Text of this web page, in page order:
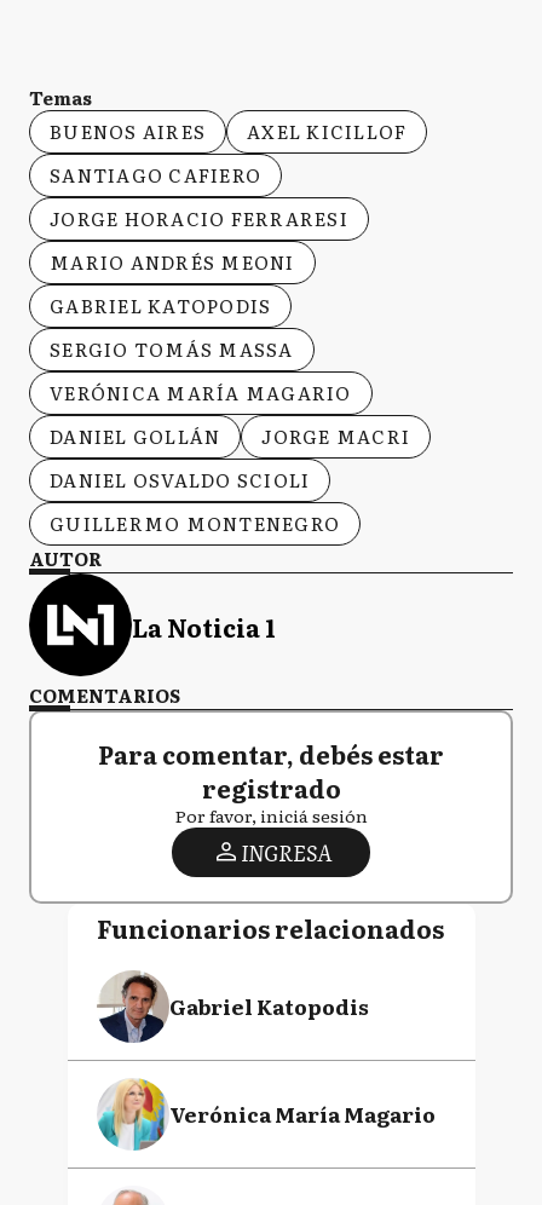
Temas
BUENOS AIRES
AXEL KICILLOF
SANTIAGO CAFIERO
JORGE HORACIO FERRARESI
MARIO ANDRÉS MEONI
GABRIEL KATOPODIS
SERGIO TOMÁS MASSA
VERÓNICA MARÍA MAGARIO
DANIEL GOLLÁN
JORGE MACRI
DANIEL OSVALDO SCIOLI
GUILLERMO MONTENEGRO
AUTOR
La Noticia 1
COMENTARIOS
Para comentar, debés estar
registrado
Por favor, iniciá sesión
INGRESA
Funcionarios relacionados
Gabriel Katopodis
Verónica María Magario